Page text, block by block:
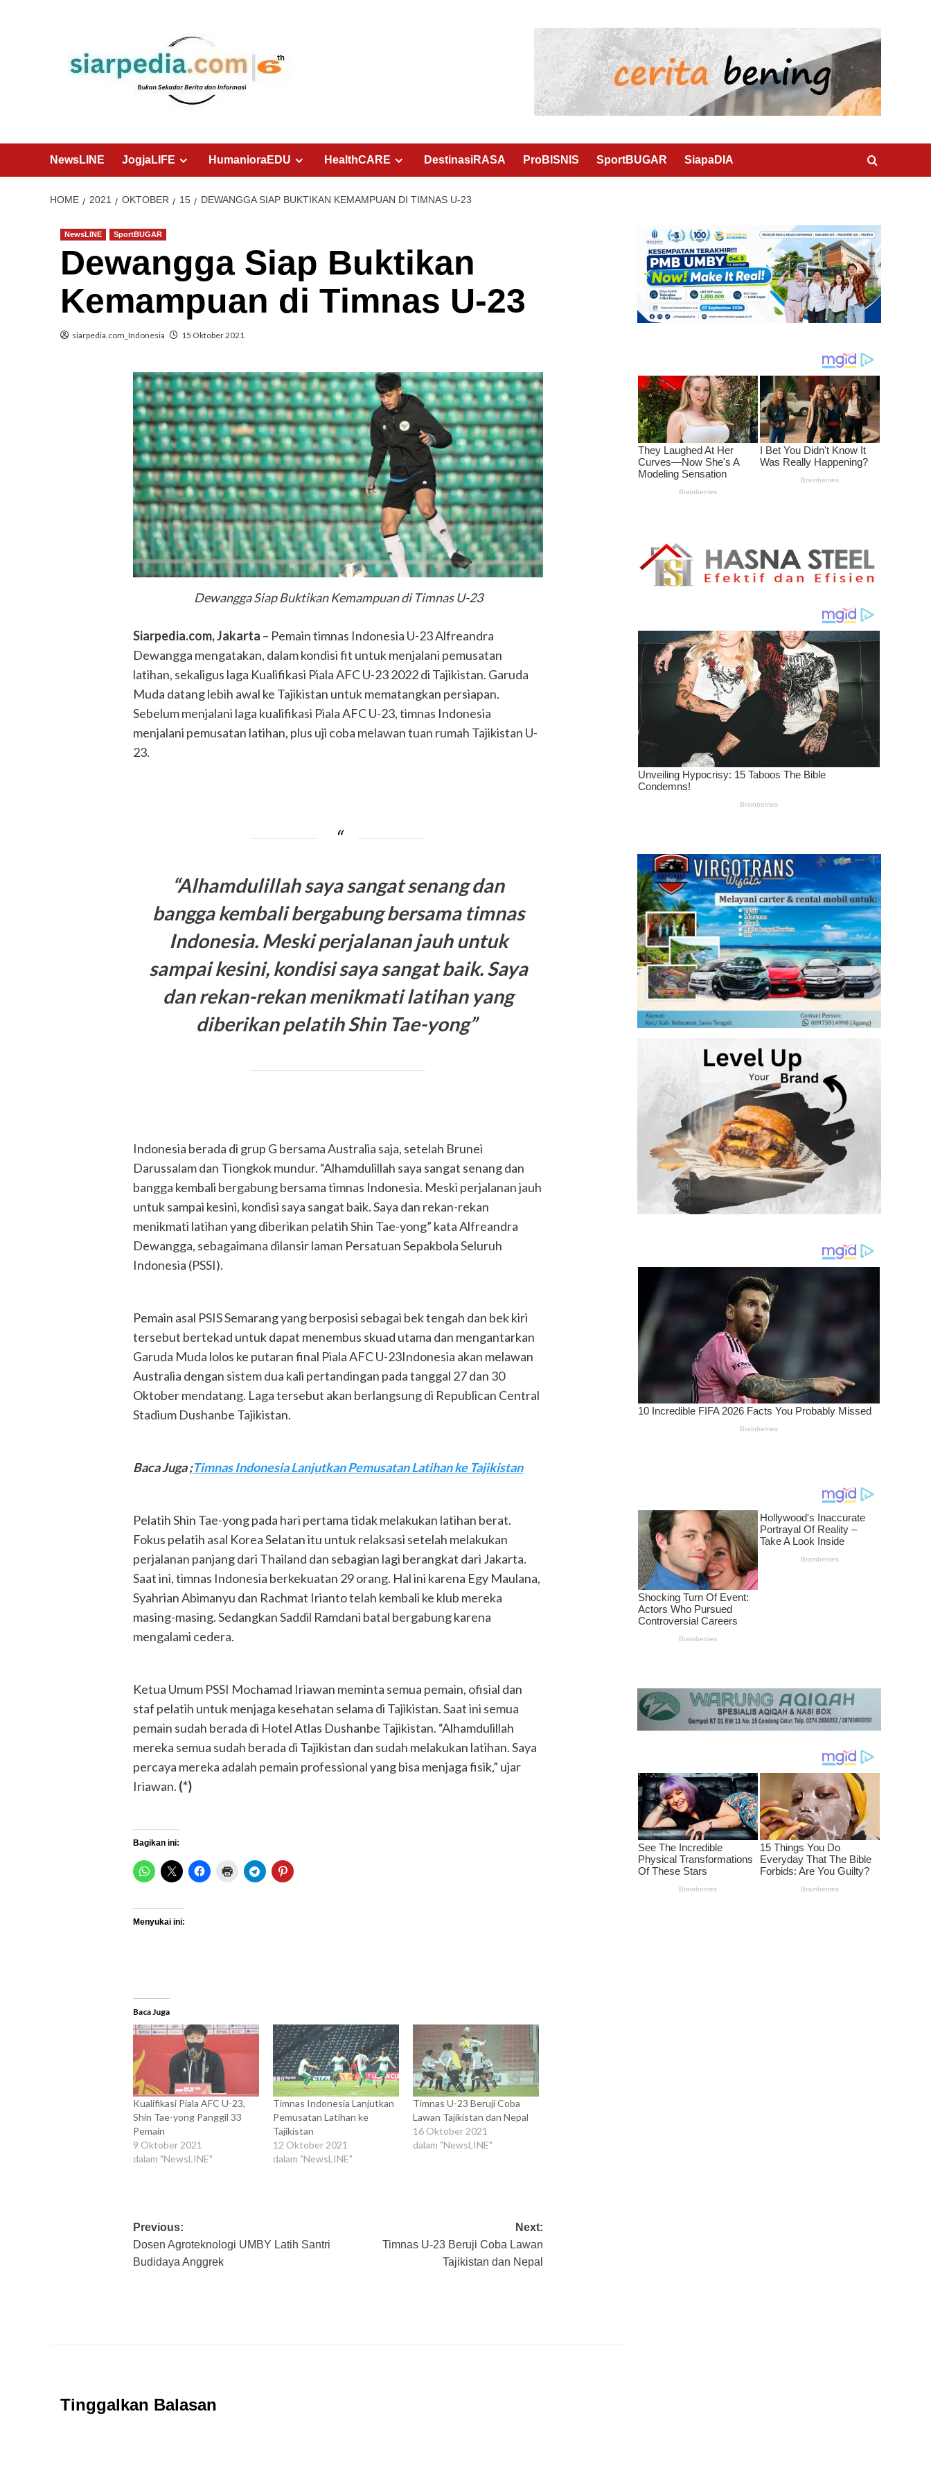
NewsLINE JogjaLIFE HumanioraEDU HealthCARE DestinasiRASA ProBISNIS SportBUGAR SiapaDIA
HOME 2021 OKTOBER 15 DEWANGGA SIAP BUKTIKAN KEMAMPUAN DI TIMNAS U-23
NewsLINE SportBUGAR
Dewangga Siap Buktikan
Kemampuan di Timnas U-23
siarpedia.com_Indonesia 15 Oktober 2021
Dewangga Siap Buktikan Kemampuan di Timnas U-23
Siarpedia.com, Jakarta – Pemain timnas Indonesia U-23 Alfreandra
Dewangga mengatakan, dalam kondisi fit untuk menjalani pemusatan
latihan, sekaligus laga Kualifikasi Piala AFC U-23 2022 di Tajikistan. Garuda
Muda datang lebih awal ke Tajikistan untuk mematangkan persiapan.
Sebelum menjalani laga kualifikasi Piala AFC U-23, timnas Indonesia
menjalani pemusatan latihan, plus uji coba melawan tuan rumah Tajikistan U-
23.
“Alhamdulillah saya sangat senang dan
bangga kembali bergabung bersama timnas
Indonesia. Meski perjalanan jauh untuk
sampai kesini, kondisi saya sangat baik. Saya
dan rekan-rekan menikmati latihan yang
diberikan pelatih Shin Tae-yong”
Indonesia berada di grup G bersama Australia saja, setelah Brunei
Darussalam dan Tiongkok mundur. “Alhamdulillah saya sangat senang dan
bangga kembali bergabung bersama timnas Indonesia. Meski perjalanan jauh
untuk sampai kesini, kondisi saya sangat baik. Saya dan rekan-rekan
menikmati latihan yang diberikan pelatih Shin Tae-yong” kata Alfreandra
Dewangga, sebagaimana dilansir laman Persatuan Sepakbola Seluruh
Indonesia (PSSI).
Pemain asal PSIS Semarang yang berposisi sebagai bek tengah dan bek kiri
tersebut bertekad untuk dapat menembus skuad utama dan mengantarkan
Garuda Muda lolos ke putaran final Piala AFC U-23Indonesia akan melawan
Australia dengan sistem dua kali pertandingan pada tanggal 27 dan 30
Oktober mendatang. Laga tersebut akan berlangsung di Republican Central
Stadium Dushanbe Tajikistan.
Baca Juga ;Timnas Indonesia Lanjutkan Pemusatan Latihan ke Tajikistan
Pelatih Shin Tae-yong pada hari pertama tidak melakukan latihan berat.
Fokus pelatih asal Korea Selatan itu untuk relaksasi setelah melakukan
perjalanan panjang dari Thailand dan sebagian lagi berangkat dari Jakarta.
Saat ini, timnas Indonesia berkekuatan 29 orang. Hal ini karena Egy Maulana,
Syahrian Abimanyu dan Rachmat Irianto telah kembali ke klub mereka
masing-masing. Sedangkan Saddil Ramdani batal bergabung karena
mengalami cedera.
Ketua Umum PSSI Mochamad Iriawan meminta semua pemain, ofisial dan
staf pelatih untuk menjaga kesehatan selama di Tajikistan. Saat ini semua
pemain sudah berada di Hotel Atlas Dushanbe Tajikistan. “Alhamdulillah
mereka semua sudah berada di Tajikistan dan sudah melakukan latihan. Saya
percaya mereka adalah pemain professional yang bisa menjaga fisik,” ujar
Iriawan. (*)
Bagikan ini:
Menyukai ini:
Baca Juga
Kualifikasi Piala AFC U-23,
Shin Tae-yong Panggil 33
Pemain
9 Oktober 2021
dalam "NewsLINE"
Timnas Indonesia Lanjutkan
Pemusatan Latihan ke
Tajikistan
12 Oktober 2021
dalam "NewsLINE"
Timnas U-23 Beruji Coba
Lawan Tajikistan dan Nepal
16 Oktober 2021
dalam "NewsLINE"
Post
navigation
Previous:
Dosen Agroteknologi UMBY Latih Santri
Budidaya Anggrek
Next:
Timnas U-23 Beruji Coba Lawan
Tajikistan dan Nepal
Tinggalkan Balasan